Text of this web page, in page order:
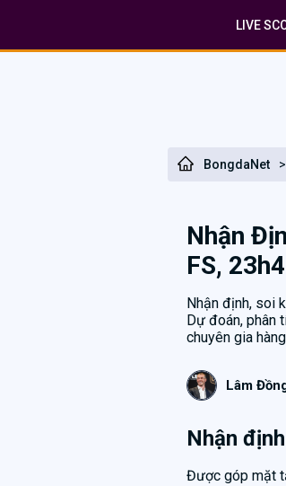
LIVE
BongdaNet >
Nhận
FS,
Nhận định, soi
Dự đoán, phân
chuyên gia
Lâm
Nhận
Được góp mặt